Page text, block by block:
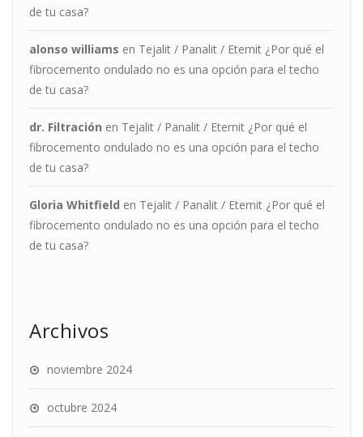
de tu casa?
alonso williams en Tejalit / Panalit / Eternit ¿Por qué el
fibrocemento ondulado no es una opción para el techo
de tu casa?
dr. Filtración en Tejalit / Panalit / Eternit ¿Por qué el
fibrocemento ondulado no es una opción para el techo
de tu casa?
Gloria Whitfield en Tejalit / Panalit / Eternit ¿Por qué el
fibrocemento ondulado no es una opción para el techo
de tu casa?
Archivos
noviembre 2024
octubre 2024